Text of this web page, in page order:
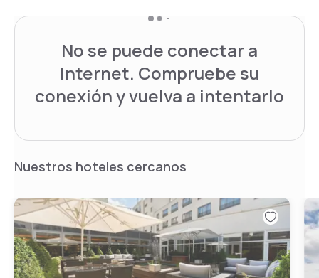
No se puede conectar a
Internet. Compruebe su
conexión y vuelva a intentarlo
Nuestros hoteles cercanos